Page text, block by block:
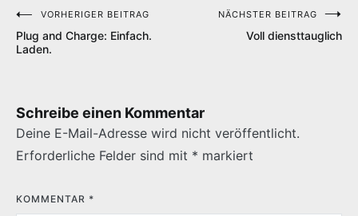
Beitragsnavigation
VORHERIGER BEITRAG
Plug and Charge: Einfach.
Laden.
NÄCHSTER BEITRAG
Voll diensttauglich
Schreibe einen Kommentar
Deine E-Mail-Adresse wird nicht veröffentlicht.
Erforderliche Felder sind mit * markiert
KOMMENTAR *